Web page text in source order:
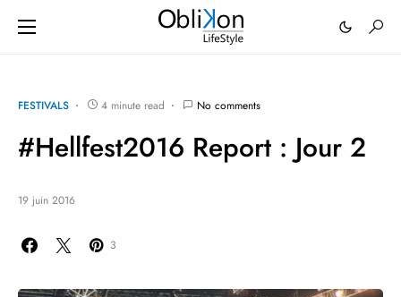
FESTIVALS 4 minute read No comments
#Hellfest2016 Report : Jour 2
19 juin 2016
3